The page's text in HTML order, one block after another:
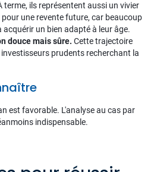
terme, ils représentent aussi un vivier
une revente future, car beaucoup
acquérir un bien adapté à leur âge.
douce mais sûre. Cette trajectoire
prudents recherchant la
est favorable. L'analyse au cas par
indispensable.